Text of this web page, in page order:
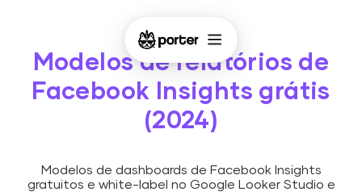
Modelos de relatórios de
Facebook Insights grátis
(2024)
Modelos de dashboards de Facebook Insights
gratuitos e white-label no Google Looker Studio e